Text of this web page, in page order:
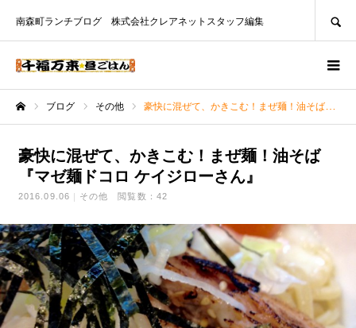
南森町ランチブログ 株式会社クレアネットスタッフ編集
ブログ その他 豪快に混ぜて、かきこむ！まぜ麺！油そば『マゼ麺ドコロ ケイジローさん』
豪快に混ぜて、かきこむ！まぜ麺！油そば
『マゼ麺ドコロ ケイジローさん』
2016.09.06 その他 閲覧数：42